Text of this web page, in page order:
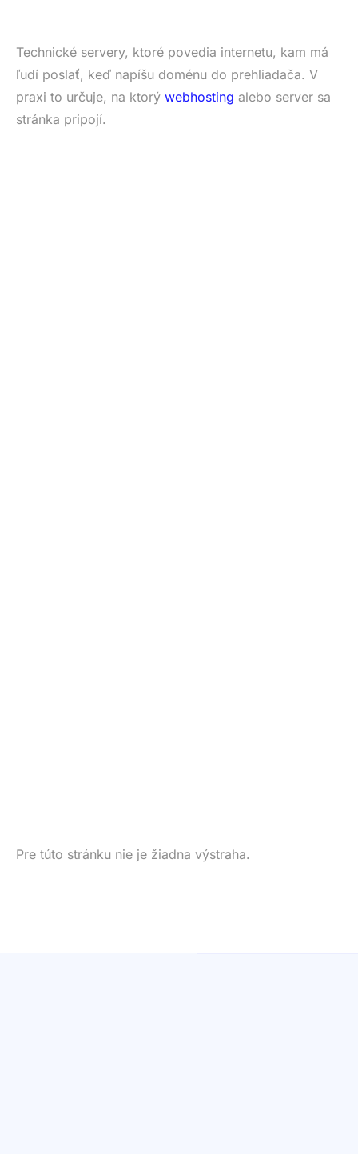
Technické servery, ktoré povedia internetu, kam má
ľudí poslať, keď napíšu doménu do prehliadača. V
praxi to určuje, na ktorý webhosting alebo server sa
stránka pripojí.
Pre túto stránku nie je žiadna výstraha.